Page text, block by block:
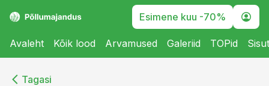
Esimene kuu -70%
Avaleht Kõik lood Arvamused Galeriid TOPid
Tagasi